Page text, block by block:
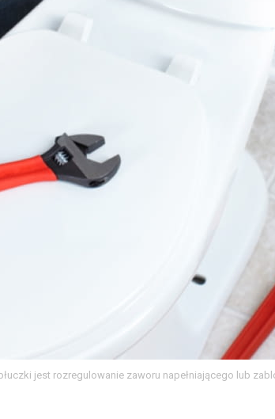
jest rozregulowanie zaworu napełniającego lub